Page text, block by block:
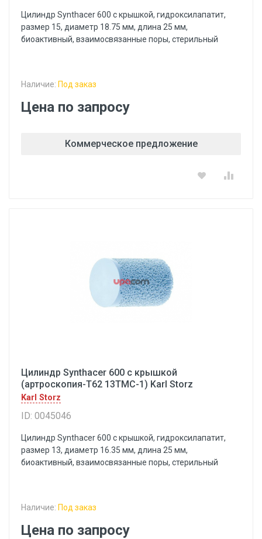
Цилиндр Synthacer 600 с крышкой, гидроксилапатит,
размер 15, диаметр 18.75 мм, длина 25 мм,
биоактивный, взаимосвязанные поры, стерильный
Наличие: Под заказ
Цена по запросу
Коммерческое предложение
Цилиндр Synthacer 600 с крышкой
(артроскопия-Т62 13ТМС-1) Karl Storz
Karl Storz
ID: 0045046
Цилиндр Synthacer 600 с крышкой, гидроксилапатит,
размер 13, диаметр 16.35 мм, длина 25 мм,
биоактивный, взаимосвязанные поры, стерильный
Наличие: Под заказ
Цена по запросу